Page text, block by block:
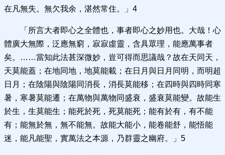
在凡無失。無欠我余，湛然常住。」4
「所言大者即心之全體也，事者即心之妙用也。大哉！心
體廣大無際，泛應無窮，寂寂虛靈，含具眾理，能應萬事者
矣。……當知此法甚深微妙，豈可得而思議哉？故在天同天，
天莫能蓋；在地同地，地莫能載；在日月與日月同明，而明超
日月；在陰陽與陰陽同消長，消長莫能移；在四時與四時同寒
暑，寒暑莫能遷；在萬物與萬物同盛衰，盛衰莫能變。故能生
於生，生莫能生；能死於死，死莫能死；能有於有，有不能
有；能無於無，無不能無。故能大能小，能卷能舒，能悟能
迷，能凡能聖，實萬法之本源，乃群靈之幽府。」5